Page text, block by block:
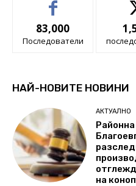
83,000
Последователи
НАЙ-НОВИТЕ НОВИНИ
АКТУАЛНО
на